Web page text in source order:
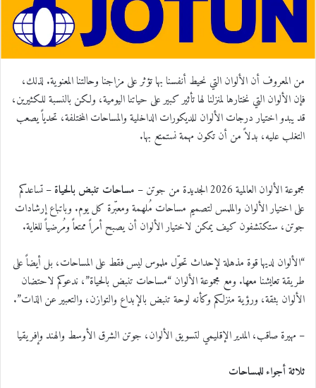
ي
د
ا
إ
ك
ت
ن
ي
ا
من المعروف أن الألوان التي نحيط أنفسنا بها تؤثر على مزاجنا وحالتنا المعنوية. لذلك،
فإن الألوان التي نختارها لمنزلنا لها تأثير كبير على حياتنا اليومية، ولكن بالنسبة للكثيرين،
قد يبدو اختيار درجات الألوان للديكورات الداخلية والمساحات المختلفة، تحدياً يصعب
التغلب عليه، بدلاً من أن تكون مهمة نستمتع بها.
مجموعة الألوان العالمية 2026 الجديدة من جوتن – مساحات تنبض بالحياة– تساعدكم
على اختيار الألوان والملمس لتصميم مساحات مُلهمة ومعبّرة كل يوم. وباتباع إرشادات
جوتن، ستكتشفون كيف يمكن لاختيار الألوان أن يصبح أمراً ممتعاً ومُرضياً للغاية.
“الألوان لديها قوة مذهلة لإحداث تحوّل ملموس ليس فقط على المساحات، بل أيضاً على
طريقة تعايشنا معها. ومع مجموعة الألوان “مساحات تنبض بالحياة”، ندعوكم لاحتضان
الألوان بثقة، ورؤية منزلكم وكأنه لوحة تنبض بالإبداع والتوازن، والتعبير عن الذات”.
– مهيرة صاقب، المدير الإقليمي لتسويق الألوان، جوتن الشرق الأوسط والهند وإفريقيا
ثلاثة أجواء للمساحات